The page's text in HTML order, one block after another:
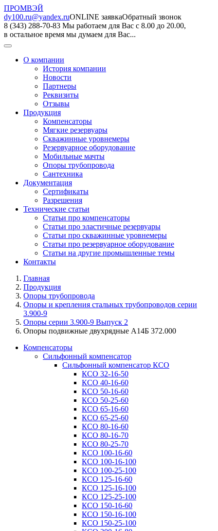
ПРОМВЭЙ
dy100.ru@yandex.ruONLINE заявкаОбратный звонок
8 (343) 288-70-83 Мы работаем для Вас с 8.00 до 20.00,
в остальное время мы думаем для Вас...
О компании
История компании
Новости
Партнеры
Реквизиты
Отзывы
Продукция
Компенсаторы
Мягкие резервуары
Скважинные уровнемеры
Резервуарное оборудование
Мобильные мачты
Опоры трубопровода
Сантехника
Документация
Сертификаты
Разрешения
Технические статьи
Статьи про компенсаторы
Статьи про эластичные резервуары
Статьи про скважинные уровнемеры
Статьи про резервуарное оборудование
Статьи на другие промышленные темы
Контакты
Главная
Продукция
Опоры трубопровода
Опоры и крепления стальных трубопроводов серии
3.900-9
Опоры серии 3.900-9 Выпуск 2
Опоры подвижные двухрядные А14Б 372.000
Компенсаторы
Сильфонный компенсатор
Сильфонный компенсатор КСО
КСО 32-16-50
КСО 40-16-60
КСО 50-16-60
КСО 50-25-60
КСО 65-16-60
КСО 65-25-60
КСО 80-16-60
КСО 80-16-70
КСО 80-25-70
КСО 100-16-60
КСО 100-16-100
КСО 100-25-100
КСО 125-16-60
КСО 125-16-100
КСО 125-25-100
КСО 150-16-60
КСО 150-16-100
КСО 150-25-100